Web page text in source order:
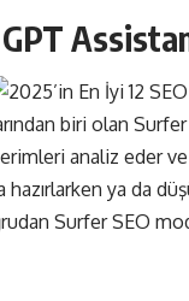
biri olan
analiz eder
hazırlarken ya da
Surfer SEO